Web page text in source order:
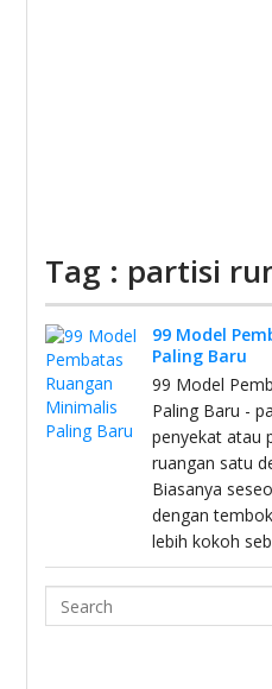
Tag : partisi
99 Model
Paling Baru
99 Model
Paling Baru -
penyekat atau
ruangan satu
Biasanya
dengan
lebih kokoh
Search